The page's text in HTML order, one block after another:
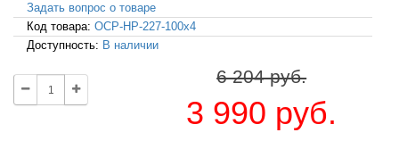
Задать вопрос о товаре
Код товара: OCP-HP-227-100x4
Доступность: В наличии
6 204 руб.
3 990 руб.